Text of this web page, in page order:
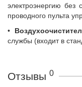
электроэнергию без
проводного пульта
•
службы (входит в
Отзывы 0